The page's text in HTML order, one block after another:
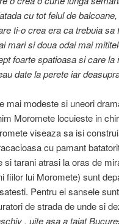
cu tot felul de
ti-o crea era ca trebuia
mari si doua odai mai
foarte spatioasa si care
date la perete iar
mai modeste si uneori
Moromete locuieste in
viseaza sa isi
cu pamant
si tarani atrasi la oras de
fiilor lui Moromete) sunt
Pentru ei sansele
de strada de unde si
, uite asa a taiat